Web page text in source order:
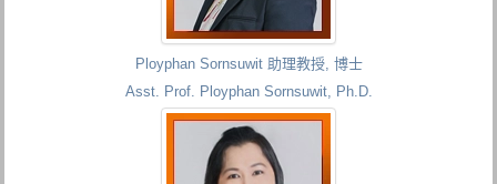
Ployphan Sornsuwit 助理教授, 博士
Asst. Prof. Ployphan Sornsuwit, Ph.D.